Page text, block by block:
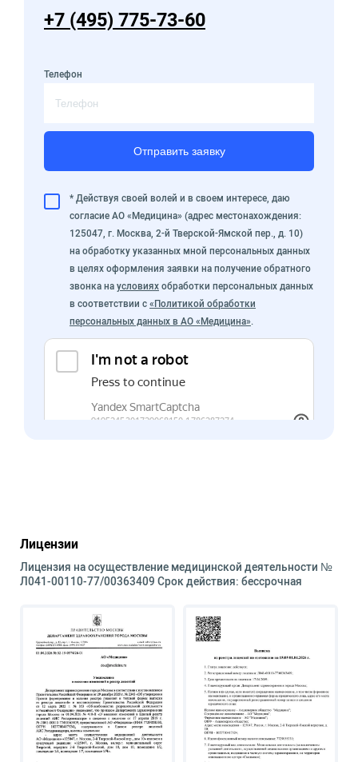
+7 (495) 775-73-60
Телефон
Отправить заявку
* Действуя своей волей и в своем интересе, даю
согласие АО «Медицина» (адрес местонахождения:
125047, г. Москва, 2-й Тверской-Ямской пер., д. 10)
на обработку указанных мной персональных данных
в целях оформления заявки на получение обратного
звонка на условиях обработки персональных данных
в соответствии с «Политикой обработки
персональных данных в АО «Медицина».
Лицензии
Лицензия на осуществление медицинской деятельности №
Л041-00110-77/00363409 Срок действия: бессрочная